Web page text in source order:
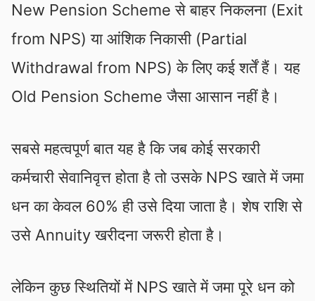
New Pension Scheme से बाहर निकलना (Exit
from NPS) या आंशिक निकासी (Partial
Withdrawal from NPS) के लिए कई शर्तें हैं। यह
Old Pension Scheme जैसा आसान नहीं है।
सबसे महत्वपूर्ण बात यह है कि जब कोई सरकारी
कर्मचारी सेवानिवृत्त होता है तो उसके NPS खाते में जमा
धन का केवल 60% ही उसे दिया जाता है। शेष राशि से
उसे Annuity खरीदना जरूरी होता है।
लेकिन कुछ स्थितियों में NPS खाते में जमा पूरे धन को